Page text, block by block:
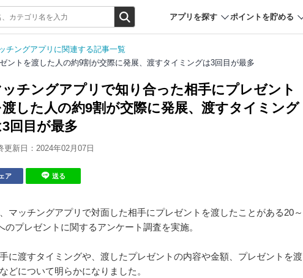
アプリを探す ポイントを貯める
チングアプリに関連する記事一覧
ントを渡した人の約9割が交際に発展、渡すタイミングは3回目が最多
チングアプリで知り合った相手にプレゼント
渡した人の約9割が交際に発展、渡すタイミング
回目が最多
更新日：2024年02月07日
ア 送る
マッチングアプリで対面した相手にプレゼントを渡したことがある20～
プレゼントに関するアンケート調査を実施。
に渡すタイミングや、渡したプレゼントの内容や金額、プレゼントを渡
どについて明らかになりました。